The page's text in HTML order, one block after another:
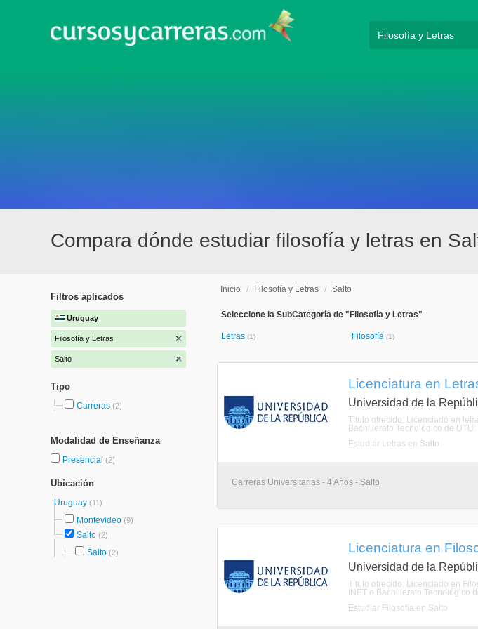
Compara dónde estudiar filosofía y letras en
Filtros aplicados
Uruguay
Filosofía y Letras
Salto
Tipo
Carreras (2)
Modalidad de Enseñanza
Presencial (2)
Ubicación
Uruguay (11)
Montevideo (9)
Salto (2)
Salto (2)
Inicio / Filosofía y Letras / Salto
Seleccione la SubCategoría de "Filosofía y Letras"
Letras (1) Filosofía (1)
Licenciatura en
Universidad de la
Título ofrecido: Licenciado en
Bachillerato Tecnológico de UTU.
Estudiar Letras en Salto
Carreras Universitarias - 4 Años - Salto
Licenciatura en
Universidad de la
Título ofrecido: Licenciado en
INET o Bachillerato Tecnológico
Estudiar Filosofía en Salto